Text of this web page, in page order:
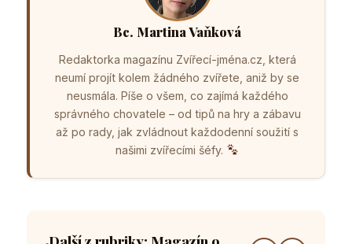
Bc. Martina Vaňková
Redaktorka magazínu Zvířecí-jména.cz, která
neumí projít kolem žádného zvířete, aniž by se
neusmála. Píše o všem, co zajímá každého
správného chovatele – od tipů na hry a zábavu
až po rady, jak zvládnout každodenní soužití s
našimi zvířecími šéfy.
Další z rubriky: Magazín o